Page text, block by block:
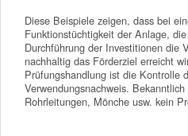
Diese Beispiele zeigen, dass bei
Funktionstüchtigkeit der Anlage,
Durchführung der Investitionen die
nachhaltig das Förderziel erreicht
Prüfungshandlung ist die Kontrolle
Verwendungsnachweis.
Rohrleitungen, Mönche usw. kein